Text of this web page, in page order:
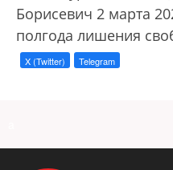
Борисевич 2 марта
полгода лишения
X (Twitter) Telegram